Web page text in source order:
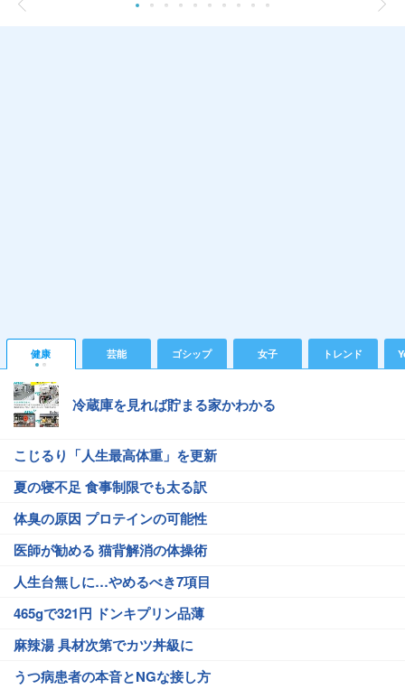
健康 芸能 ゴシップ 女子 トレンド
冷蔵庫を見れば貯まる家かわかる
こじるり「人生最高体重」を更新
夏の寝不足 食事制限でも太る訳
体臭の原因 プロテインの可能性
医師が勧める 猫背解消の体操術
人生台無しに…やめるべき7項目
465gで321円 ドンキプリン品薄
麻辣湯 具材次第でカツ丼級に
うつ病患者の本音とNGな接し方